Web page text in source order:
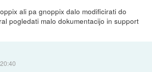
ali pa gnoppix dalo modificirati do
pogledati malo dokumentacijo in support